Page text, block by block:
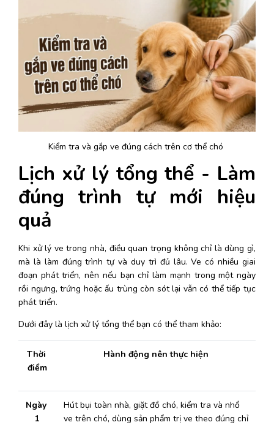
Kiểm tra và gắp ve đúng cách trên cơ thể chó
Lịch xử lý tổng thể - Làm
đúng trình tự mới hiệu
quả
Khi xử lý ve trong nhà, điều quan trọng không chỉ là dùng gì,
mà là làm đúng trình tự và duy trì đủ lâu. Ve có nhiều giai
đoạn phát triển, nên nếu bạn chỉ làm mạnh trong một ngày
rồi ngưng, trứng hoặc ấu trùng còn sót lại vẫn có thể tiếp tục
phát triển.
Dưới đây là lịch xử lý tổng thể bạn có thể tham khảo:
Thời
điểm
Hành động nên thực hiện
Ngày
1
Hút bụi toàn nhà, giặt đồ chó, kiểm tra và nhổ
ve trên chó, dùng sản phẩm trị ve theo đúng chỉ